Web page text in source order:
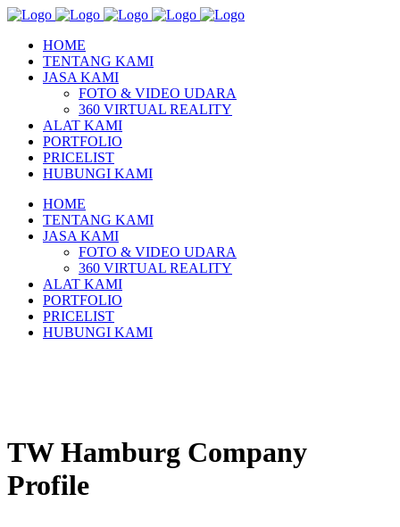
HOME
TENTANG KAMI
JASA KAMI
FOTO & VIDEO UDARA
360 VIRTUAL REALITY
ALAT KAMI
PORTFOLIO
PRICELIST
HUBUNGI KAMI
HOME
TENTANG KAMI
JASA KAMI
FOTO & VIDEO UDARA
360 VIRTUAL REALITY
ALAT KAMI
PORTFOLIO
PRICELIST
HUBUNGI KAMI
TW Hamburg Company
Profile